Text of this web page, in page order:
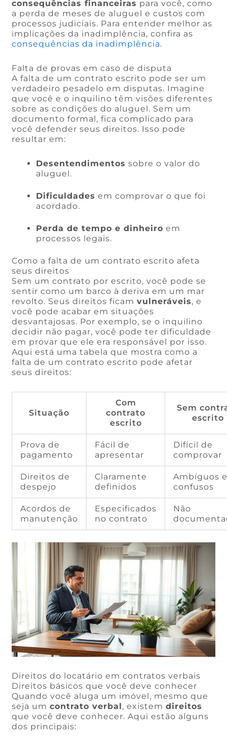
consequências financeiras para você, como
a perda de meses de aluguel e custos com
processos judiciais. Para entender melhor as
implicações da inadimplência, confira as
consequências da inadimplência.
Falta de provas em caso de disputa
A falta de um contrato escrito pode ser um
verdadeiro pesadelo em disputas. Imagine
que você e o inquilino têm visões diferentes
sobre as condições do aluguel. Sem um
documento formal, fica complicado para
você defender seus direitos. Isso pode
resultar em:
Desentendimentos sobre o valor do
aluguel.
Dificuldades em comprovar o que foi
acordado.
Perda de tempo e dinheiro em
processos legais.
Como a falta de um contrato escrito afeta
seus direitos
Sem um contrato por escrito, você pode se
sentir como um barco à deriva em um mar
revolto. Seus direitos ficamvulneráveis, e
você pode acabar em situações
desvantajosas. Por exemplo, se o inquilino
decidir não pagar, você pode ter dificuldade
em provar que ele era responsável por isso.
Aqui está uma tabela que mostra como a
falta de um contrato escrito pode afetar
seus direitos:
Situação
Com
contrato
escrito
Sem
escrito
Prova de
pagamento
Fácil de
apresentar
Difícil de
comprovar
Direitos de
despejo
Claramente
definidos
Ambíguos
confusos
Acordos de
manutenção
Especificados
no contrato
Não
Direitos do locatário em contratos verbais
Direitos básicos que você deve conhecer
Quando você aluga um imóvel, mesmo que
seja umcontrato verbal, existemdireitos
que você deve conhecer. Aqui estão alguns
dos principais: